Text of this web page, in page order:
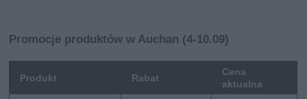
Promocje produktów w Auchan (4-10.09)
Produkt Rabat
Cena
aktualna